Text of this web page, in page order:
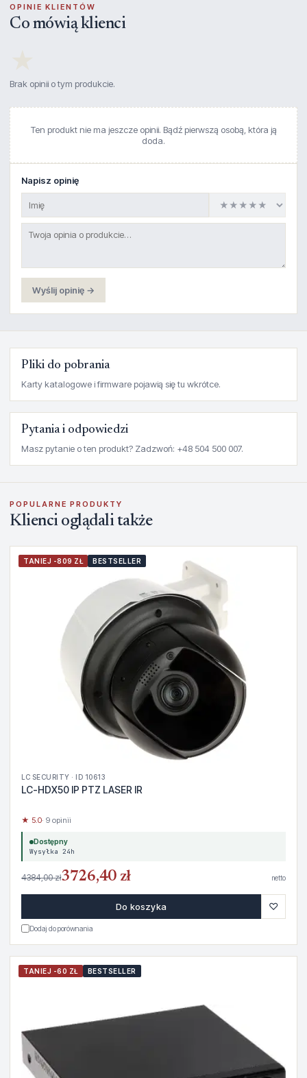
OPINIE KLIENTÓW
Co mówią klienci
Brak opinii o tym produkcie.
Ten produkt nie ma jeszcze opinii. Bądź pierwszą osobą, która ją
doda.
Napisz opinię
Wyślij opinię →
Pliki do pobrania
Karty katalogowe i firmware pojawią się tu wkrótce.
Pytania i odpowiedzi
Masz pytanie o ten produkt? Zadzwoń: +48 504 500 007.
POPULARNE PRODUKTY
Klienci oglądali także
TANIEJ -809 ZŁ BESTSELLER
LC SECURITY · ID 10613
LC-HDX50 IP PTZ LASER IR
★ 5.0· 9 opinii
Dostępny
Wysyłka 24h
4384,00 zł3726,40 zł netto
Do koszyka ♡
Dodaj do porównania
TANIEJ -60 ZŁ BESTSELLER